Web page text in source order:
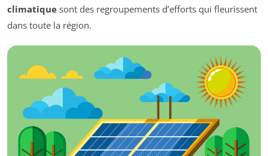
climatique sont des regroupements d’efforts qui fleurissent
dans toute la région.